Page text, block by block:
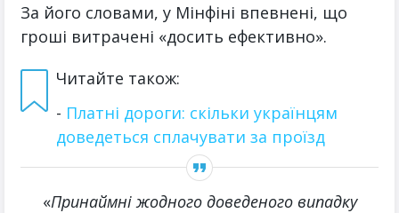
За його словами, у Мінфіні впевнені, що
гроші витрачені «досить ефективно».
Читайте також:
- Платні дороги: скільки українцям
доведеться сплачувати за проїзд
«Принаймні жодного доведеного випадку